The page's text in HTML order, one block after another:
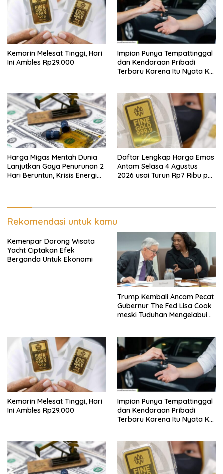
Kemarin Melesat Tinggi, Hari
Ini Ambles Rp29.000
Impian Punya Tempattinggal
dan Kendaraan Pribadi
Terbaru Karena Itu Nyata Ke
Harga Migas Mentah Dunia
Lanjutkan Gaya Penurunan 2
Hari Beruntun, Krisis Energi
Daftar Lengkap Harga Emas
Antam Selasa 4 Agustus
2026 usai Turun Rp7 Ribu per
Rekomendasi untuk kamu
Kemenpar Dorong Wisata
Yacht Ciptakan Efek
Berganda Untuk Ekonomi
Trump Kembali Ancam Pecat
Gubernur The Fed Lisa Cook
meski Tuduhan Mengelabui
Kemarin Melesat Tinggi, Hari
Ini Ambles Rp29.000
Impian Punya Tempattinggal
dan Kendaraan Pribadi
Terbaru Karena Itu Nyata Ke